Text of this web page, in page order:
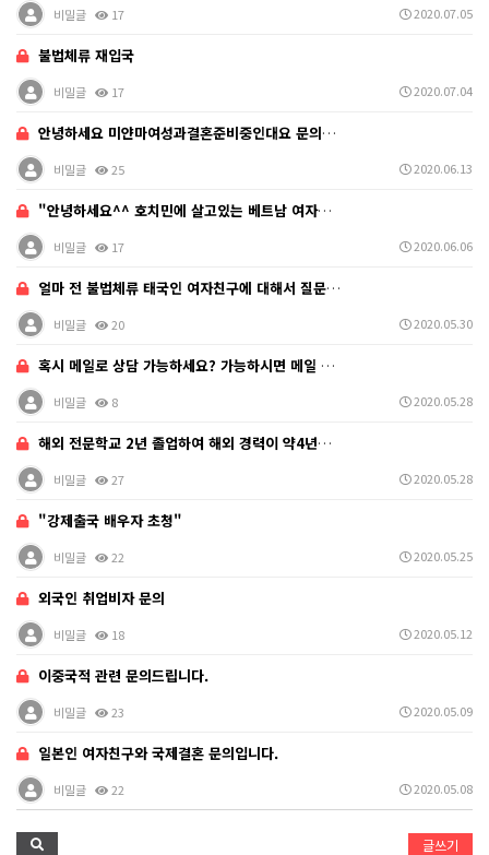
비밀글 17 2020.07.05
불법체류 재입국
비밀글 17 2020.07.04
안녕하세요 미얀마여성과결혼준비중인대요 문의좀드립니다 …
비밀글 25 2020.06.13
"안녕하세요^^ 호치민에 살고있는 베트남 여자친구와 혼…
비밀글 17 2020.06.06
얼마 전 불법체류 태국인 여자친구에 대해서 질문 드렸습…
비밀글 20 2020.05.30
혹시 메일로 상담 가능하세요? 가능하시면 메일 주소 알…
비밀글 8 2020.05.28
해외 전문학교 2년 졸업하여 해외 경력이 약4년인데 경…
비밀글 27 2020.05.28
"강제출국 배우자 초청"
비밀글 22 2020.05.25
외국인 취업비자 문의
비밀글 18 2020.05.12
이중국적 관련 문의드립니다.
비밀글 23 2020.05.09
일본인 여자친구와 국제결혼 문의입니다.
비밀글 22 2020.05.08
글쓰기